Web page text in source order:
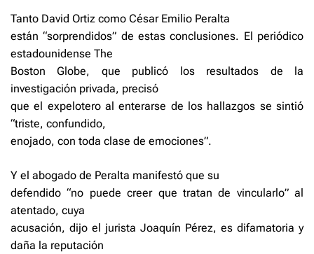
Tanto David Ortiz como César Emilio Peralta
están “sorprendidos” de estas conclusiones. El periódico
estadounidense The
Boston Globe, que publicó los resultados de la
investigación privada, precisó
que el expelotero al enterarse de los hallazgos se sintió
“triste, confundido,
enojado, con toda clase de emociones”.
Y el abogado de Peralta manifestó que su
defendido “no puede creer que tratan de vincularlo” al
atentado, cuya
acusación, dijo el jurista Joaquín Pérez, es difamatoria y
daña la reputación